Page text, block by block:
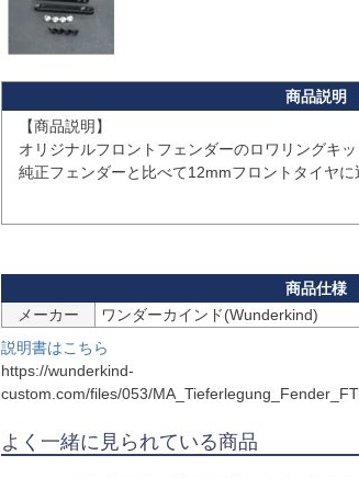
【商品説明】
オリジナルフロントフェンダーのロワリングキッ
純正フェンダーと比べて12mmフロントタイヤに
メーカー
ワンダーカインド(Wunderkind)
説明書はこちら
https://wunderkind-
custom.com/files/053/
よく一緒に見られている商品